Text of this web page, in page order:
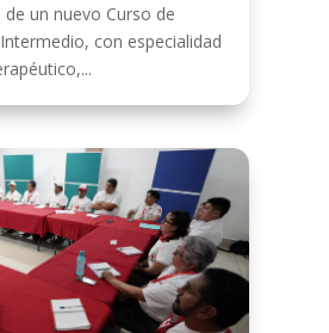
un nuevo Curso de
con especialidad